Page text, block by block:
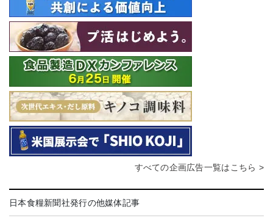
すべての企画広告一覧はこちら >
日本食糧新聞社発行の他媒体記事